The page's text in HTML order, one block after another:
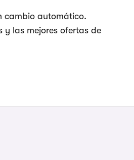
cambio automático.
y las mejores ofertas de